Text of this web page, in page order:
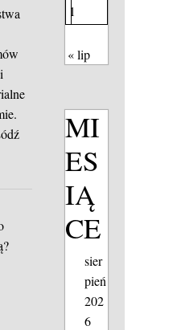
1
« lip
MI
ES
IĄ
CE
sier
pień
202
6